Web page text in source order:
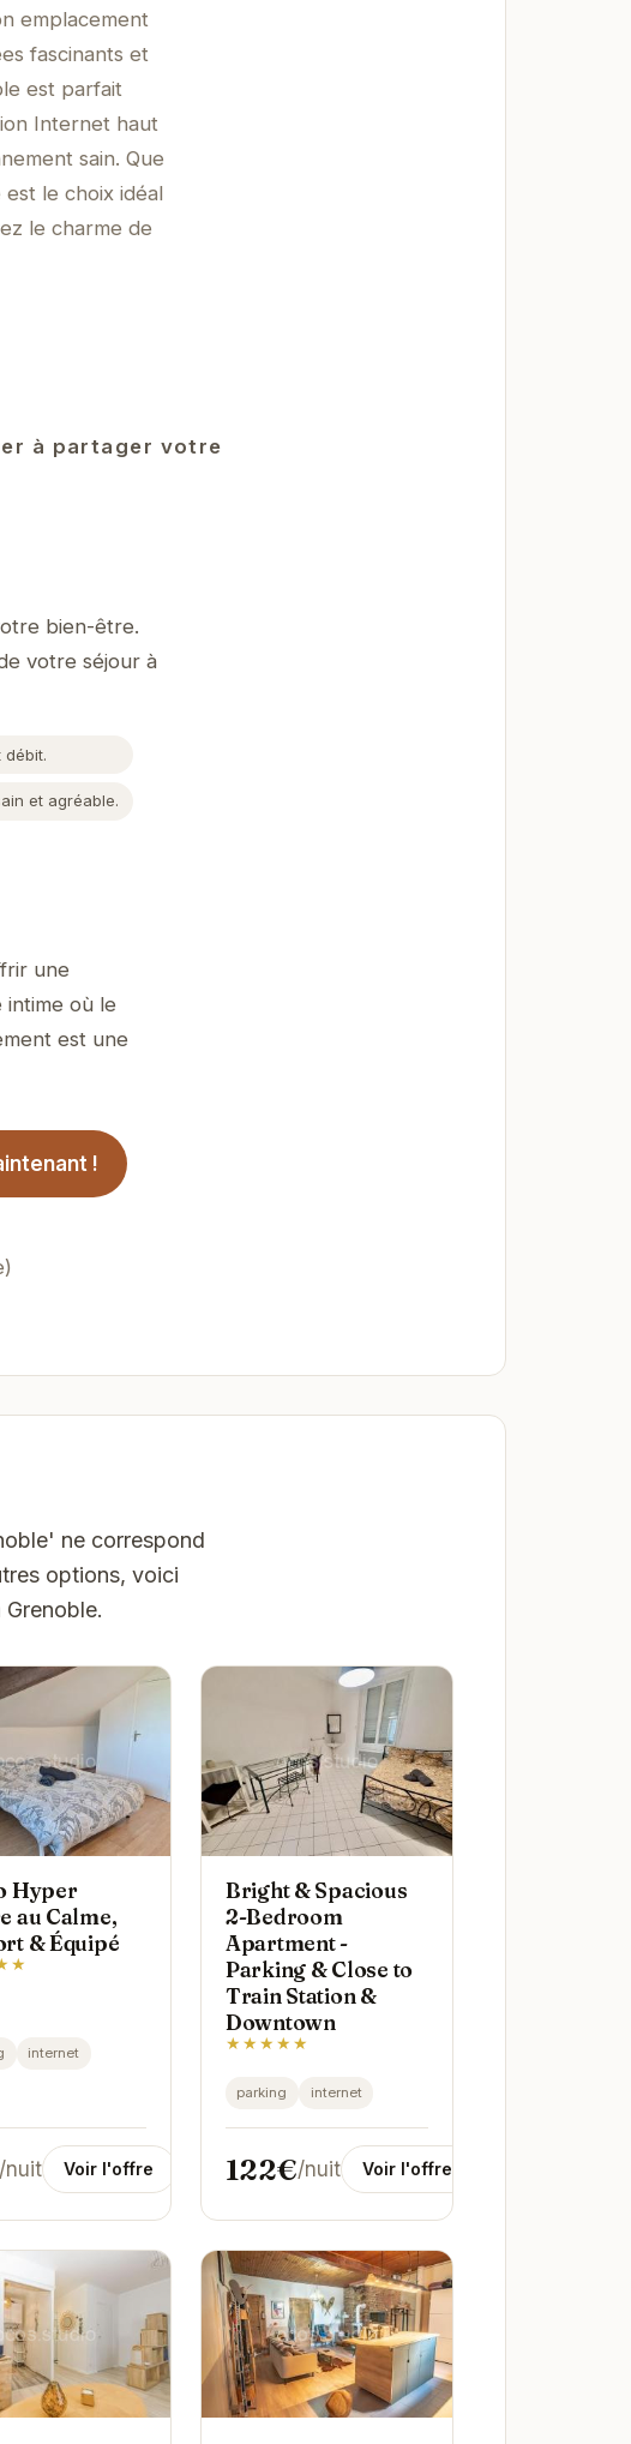
emplacement
fascinants et
est parfait
Internet haut
sain. Que
le choix idéal
le charme de
à partager votre
bien-être.
votre séjour à
et agréable.
une
où le
est une
!
ne correspond
options, voici
Hyper
au Calme,
& Équipé
internet
/nuit Voir l'offre
Bright & Spacious
2-Bedroom
Apartment -
Parking & Close to
Train Station &
Downtown
★★★★★
parking internet
122€/nuit Voir l'offre